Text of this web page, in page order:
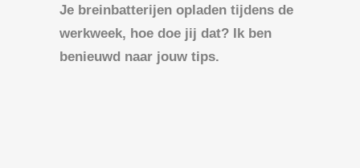
Je breinbatterijen opladen tijdens de
werkweek, hoe doe jij dat? Ik ben
benieuwd naar jouw tips.